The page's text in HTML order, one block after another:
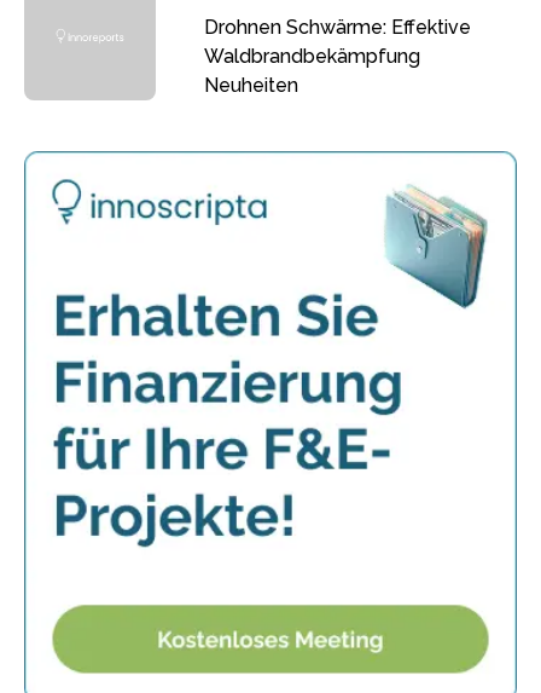
Drohnen Schwärme: Effektive
Waldbrandbekämpfung
Neuheiten